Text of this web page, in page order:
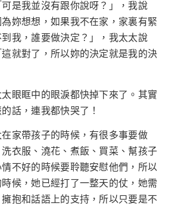
是我並沒有跟你說呀？」，我說
為妳想想，如果我不在家，家裏有緊
我，誰要做決定？」，我太太說
這就對了，所以妳的決定就是我的決
眼眶中的眼淚都快掉下來了。其實
話，連我都快哭了！
家帶孩子的時候，有很多事要做
衣服、澆花、煮飯、買菜、幫孩子
不好的時候要聆聽安慰他們，所以
候，她已經打了一整天的仗，她需
抱和話語上的支持，所以只要是不